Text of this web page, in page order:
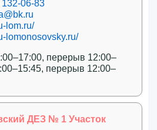
06-83
lom.ru/
lomonosovsky.ru/
перерыв 12:00–
перерыв 12:00–
ДЕЗ № 1 Участок